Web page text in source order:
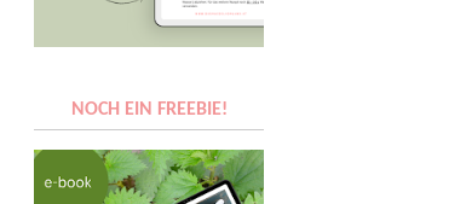
NOCH EIN FREEBIE!